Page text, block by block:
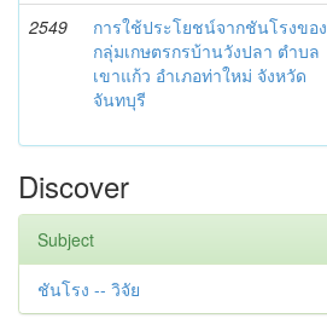
2549
การใช้ประโยชน์จากชันโรงของ
กลุ่มเกษตรกรบ้านวังปลา ตำบล
เขาแก้ว อำเภอท่าใหม่ จังหวัด
จันทบุรี
Discover
Subject
ชันโรง -- วิจัย